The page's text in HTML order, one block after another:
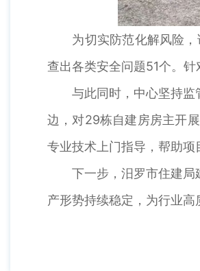
为切实防范化解风险，
查出各类安全问题51个。
与此同时，中心坚持监管
边，对29栋自建房房主开
专业技术上门指导，帮助项
下一步，汨罗市住建局建
产形势持续稳定，为行业高